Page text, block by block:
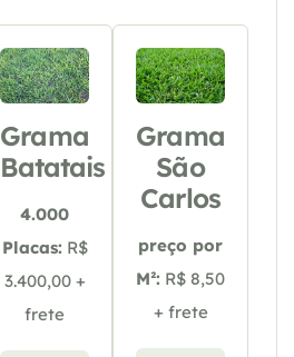
Grama
Batatais
4.000
Placas: R$
3.400,00 +
frete
Grama
São
Carlos
preço por
M²: R$ 8,50
+ frete